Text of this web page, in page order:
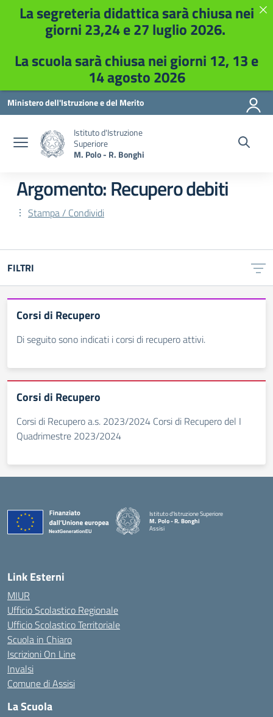
Vai ai contenuti
Vai al menu di navigazione
Vai al footer
Ministero dell'Istruzione e del Merito
Istituto d'Istruzione
Superiore
M. Polo - R. Bonghi
Argomento: Recupero debiti
Stampa / Condividi
FILTRI
Corsi di Recupero
Di seguito sono indicati i corsi di recupero attivi.
Corsi di Recupero
Corsi di Recupero a.s. 2023/2024 Corsi di Recupero del I
Quadrimestre 2023/2024
Istituto d'Istruzione Superiore
M. Polo - R. Bonghi
Assisi
Link Esterni
MIUR
Ufficio Scolastico Regionale
Ufficio Scolastico Territoriale
Scuola in Chiaro
Iscrizioni On Line
Invalsi
Comune di Assisi
La Scuola
La segreteria didattica sarà chiusa nei
giorni 23,24 e 27 luglio 2026.
La scuola sarà chiusa nei giorni 12, 13 e
14 agosto 2026